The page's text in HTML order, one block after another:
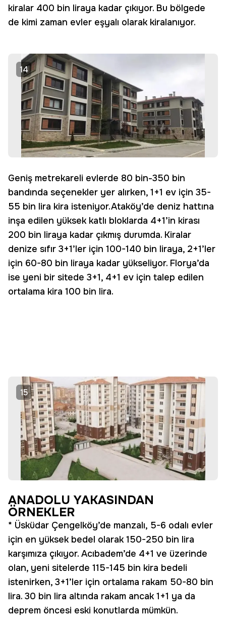
kiralar 400 bin liraya kadar çıkıyor. Bu bölgede
de kimi zaman evler eşyalı olarak kiralanıyor.
14
Geniş metrekareli evlerde 80 bin-350 bin
bandında seçenekler yer alırken, 1+1 ev için 35-
55 bin lira kira isteniyor.Ataköy’de deniz hattına
inşa edilen yüksek katlı bloklarda 4+1’in kirası
200 bin liraya kadar çıkmış durumda. Kiralar
denize sıfır 3+1’ler için 100-140 bin liraya, 2+1’ler
için 60-80 bin liraya kadar yükseliyor. Florya’da
ise yeni bir sitede 3+1, 4+1 ev için talep edilen
ortalama kira 100 bin lira.
15
ANADOLU YAKASINDAN
ÖRNEKLER
* Üsküdar Çengelköy’de manzalı, 5-6 odalı evler
için en yüksek bedel olarak 150-250 bin lira
karşımıza çıkıyor. Acıbadem’de 4+1 ve üzerinde
olan, yeni sitelerde 115-145 bin kira bedeli
istenirken, 3+1’ler için ortalama rakam 50-80 bin
lira. 30 bin lira altında rakam ancak 1+1 ya da
deprem öncesi eski konutlarda mümkün.